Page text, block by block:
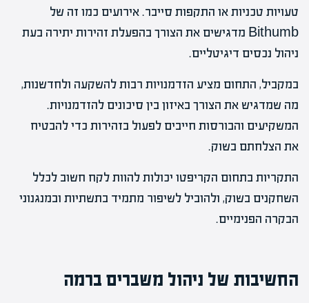
טעויות טכניות או התקפות סייבר. אירועים כמו זה של
Bithumb מדגישים את הצורך בהפעלת זהירות יתירה בעת
ניהול נכסים דיגיטליים.
במקביל, התחום מציע הזדמנויות רבות להשקעה ולחדשנות,
מה שמדגיש את הצורך באיזון בין סיכונים להזדמנויות.
המשקיעים והבורסות חייבים לפעול בזהירות כדי להבטיח
את הצלחתם בשוק.
התקריות בתחום הקריפטו יכולות להוות לקח חשוב לכלל
השחקנים בשוק, ולהוביל לשיפור מתמיד בתשתיות ובמנגנוני
הבקרה הפנימיים.
החשיבות של ניהול משברים ברמה